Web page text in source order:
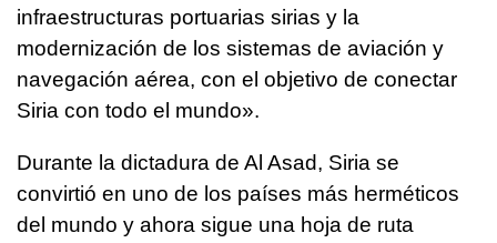
infraestructuras portuarias sirias y la
modernización de los sistemas de aviación y
navegación aérea, con el objetivo de conectar
Siria con todo el mundo».
Durante la dictadura de Al Asad, Siria se
convirtió en uno de los países más herméticos
del mundo y ahora sigue una hoja de ruta